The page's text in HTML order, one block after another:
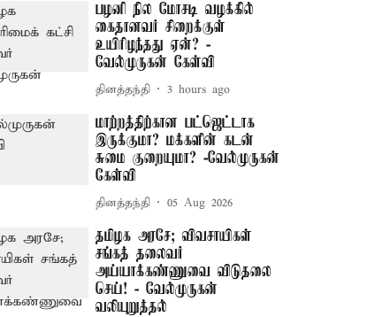
பழனி நில மோசடி வழக்கில்
கைதானவர் சிறைக்குள்
உயிரிழந்தது ஏன்? -
வேல்முருகன் கேள்வி
தினத்தந்தி 3 hours ago
மாற்றத்திற்கான பட்ஜெட்டாக
இருக்குமா? மக்களின் கடன்
சுமை குறையுமா? -வேல்முருகன்
கேள்வி
தினத்தந்தி 05 Aug 2026
தமிழக அரசே; விவசாயிகள்
சங்கத் தலைவர்
அய்யாக்கண்ணுவை விடுதலை
செய்! - வேல்முருகன்
வலியுறுத்தல்